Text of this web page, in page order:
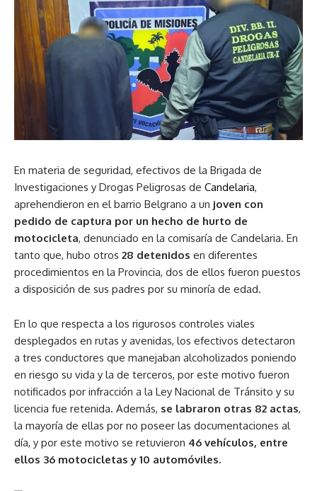
En materia de seguridad, efectivos de la Brigada de
Investigaciones y Drogas Peligrosas de Candelaria,
aprehendieron en el barrio Belgrano a un joven con
pedido de captura por un hecho de hurto de
motocicleta, denunciado en la comisaría de Candelaria. En
tanto que, hubo otros 28 detenidos en diferentes
procedimientos en la Provincia, dos de ellos fueron puestos
a disposición de sus padres por su minoría de edad.
En lo que respecta a los rigurosos controles viales
desplegados en rutas y avenidas, los efectivos detectaron
a tres conductores que manejaban alcoholizados poniendo
en riesgo su vida y la de terceros, por este motivo fueron
notificados por infracción a la Ley Nacional de Tránsito y su
licencia fue retenida. Además, se labraron otras 82 actas,
la mayoría de ellas por no poseer las documentaciones al
día, y por este motivo se retuvieron 46 vehículos, entre
ellos 36 motocicletas y 10 automóviles.